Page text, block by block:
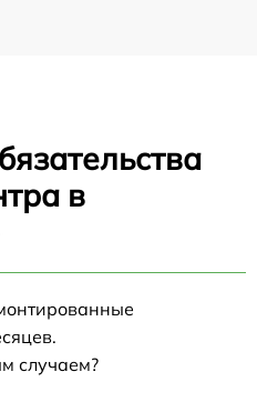
в
случаем?